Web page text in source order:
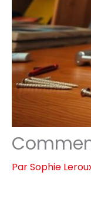
ParSophie